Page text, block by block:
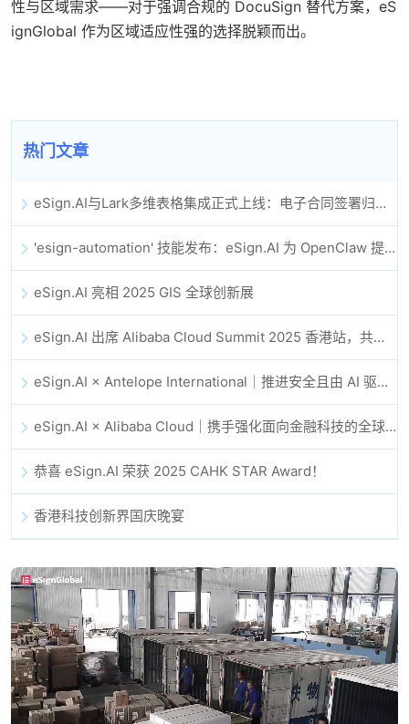
性与区域需求——对于强调合规的 DocuSign 替代方案，eS
ignGlobal 作为区域适应性强的选择脱颖而出。
热门文章
eSign.AI与Lark多维表格集成正式上线：电子合同签署归档全程自动化
'esign-automation' 技能发布：eSign.AI 为 OpenClaw 提供自动化电子签名能力
eSign.AI 亮相 2025 GIS 全球创新展
eSign.AI 出席 Alibaba Cloud Summit 2025 香港站，共同探讨 AI 驱动的云创新与数字信任未来
eSign.AI × Antelope International｜推进安全且由 AI 驱动的数字化工作流
eSign.AI × Alibaba Cloud｜携手强化面向金融科技的全球数字信任
恭喜 eSign.AI 荣获 2025 CAHK STAR Award！
香港科技创新界国庆晚宴